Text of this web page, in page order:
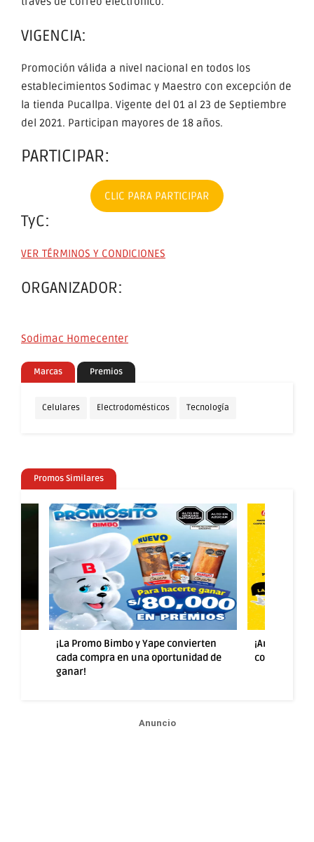
VIGENCIA:
Promoción válida a nivel nacional en todos los
establecimientos Sodimac y Maestro con excepción de
la tienda Pucallpa. Vigente del 01 al 23 de Septiembre
del 2021. Participan mayores de 18 años.
PARTICIPAR:
CLIC PARA PARTICIPAR
TyC:
VER TÉRMINOS Y CONDICIONES
ORGANIZADOR:
Sodimac Homecenter
Marcas Premios
Celulares Electrodomésticos Tecnología
Promos Similares
de
¡Anota goles, suma emociones y
conquista premios con la promo Lays!
Anuncio